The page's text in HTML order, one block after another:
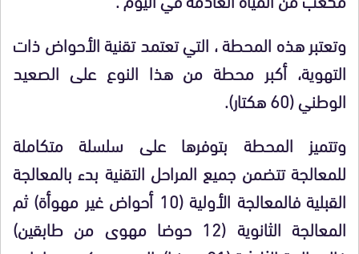
وتعتبر هذه المحطة ، التي تعتمد تقنية الأحواض ذات
التهوية، أكبر محطة من هذا النوع على الصعيد
الوطني (60 هكتار).
وتتميز المحطة بتوفرها على سلسلة متكاملة
للمعالجة تتضمن جميع المراحل التقنية بدء بالمعالجة
القبلية فالمعالجة الأولية (10 أحواض غير مهوأة) ثم
المعالجة الثانوية (12 حوضا مهوى من طابقين)